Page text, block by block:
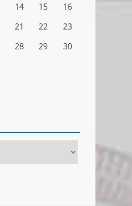
14 15
16
21 22
23
28 29
30